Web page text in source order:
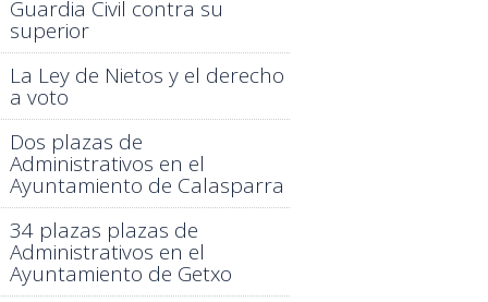
Guardia Civil contra su
superior
La Ley de Nietos y el derecho
a voto
Dos plazas de
Administrativos en el
Ayuntamiento de Calasparra
34 plazas plazas de
Administrativos en el
Ayuntamiento de Getxo